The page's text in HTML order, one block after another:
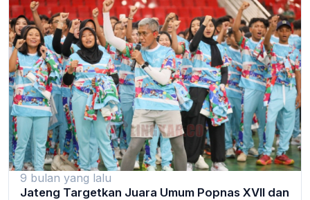
9 bulan yang lalu
Jateng Targetkan Juara Umum Popnas XVII dan